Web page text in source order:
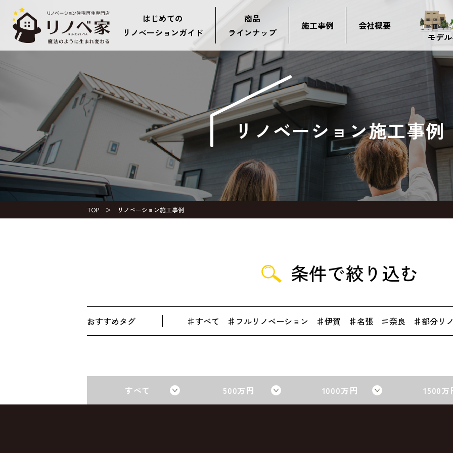
はじめての
リノベーションガイド
商品
ラインナップ
施工事例
会社概要
モデ
リノベーション施工事例
TOP リノベーション施工事例
条件で絞り込む
おすすめタグ すべて フルリノベーション 伊賀 名張 奈良 部分リ
すべて 500万円 1000万円 1500万